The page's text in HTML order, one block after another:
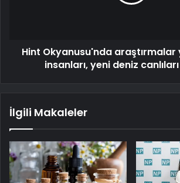
Hint Okyanusu'nda
insanları, yeni deniz
İlgili Makaleler